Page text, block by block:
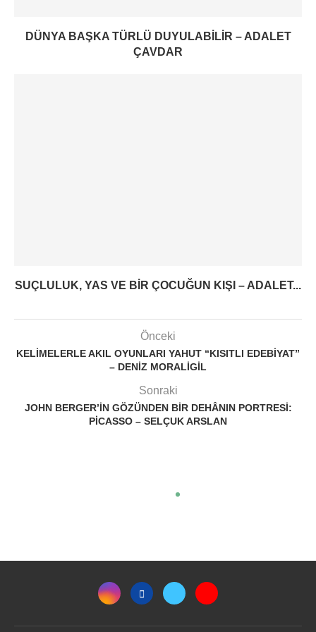
DÜNYA BAŞKA TÜRLÜ DUYULABILIR – ADALET
ÇAVDAR
SUÇLULUK, YAS VE BIR ÇOCUĞUN KIŞI – ADALET...
Önceki
KELIMELERLE AKIL OYUNLARI YAHUT “KISITLI EDEBIYAT”
– DENIZ MORALIGIL
Sonraki
JOHN BERGER’IN GÖZÜNDEN BIR DEHÂNIN PORTRESI:
PICASSO – SELÇUK ARSLAN